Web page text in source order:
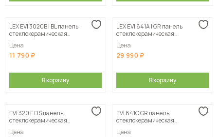
LEX EVI 3020B I BL панель
стеклокерамическая
Цена
11 790
В корзину
LEX EVI 641A I GR панель
стеклокерамическая
Цена
29 990
В корзину
EVI 320 F DS панель
стеклокерамическая
Цена
EVI 641C GR панель
стеклокерамическая
Цена